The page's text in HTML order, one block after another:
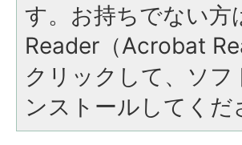
す。お持ちでない方
Reader（Acrobat
クリックして、ソ
ンストールしてくだ